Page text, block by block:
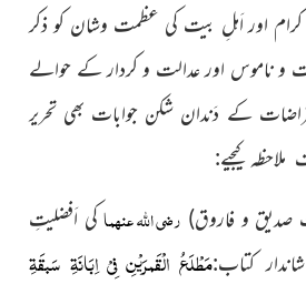
کرام اور اَہلِ بیت کی عظمت وشان کو ذکر
و ناموس اور عدالت و کردار کے حوالے
کے دَندان شکن جوابات بھی تحریر
کیجیے:
صدیق و فاروق) رضی اللہ عنہماکی اَفضلیتِ
کتاب:مَطْلَعُ الْقَمرَیْنِ فِیْ اِبَانَۃِ سَبقَۃِ